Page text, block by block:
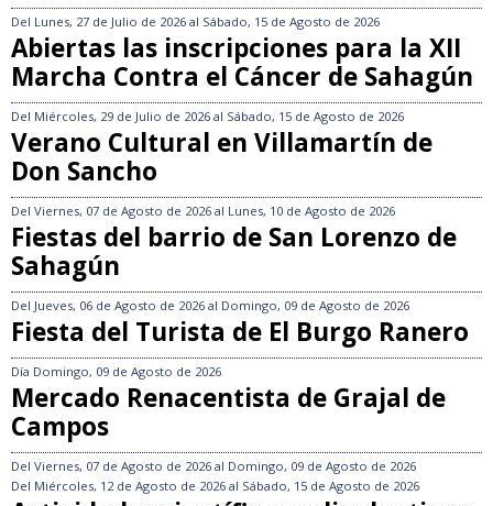
Del Lunes, 27 de Julio de 2026 al Sábado, 15 de Agosto de 2026
Abiertas las inscripciones para la XII
Marcha Contra el Cáncer de Sahagún
Del Miércoles, 29 de Julio de 2026 al Sábado, 15 de Agosto de 2026
Verano Cultural en Villamartín de
Don Sancho
Del Viernes, 07 de Agosto de 2026 al Lunes, 10 de Agosto de 2026
Fiestas del barrio de San Lorenzo de
Sahagún
Del Jueves, 06 de Agosto de 2026 al Domingo, 09 de Agosto de 2026
Fiesta del Turista de El Burgo Ranero
Día Domingo, 09 de Agosto de 2026
Mercado Renacentista de Grajal de
Campos
Del Viernes, 07 de Agosto de 2026 al Domingo, 09 de Agosto de 2026
Del Miércoles, 12 de Agosto de 2026 al Sábado, 15 de Agosto de 2026